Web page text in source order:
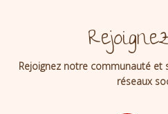
Rejoignez notre communauté et
réseaux